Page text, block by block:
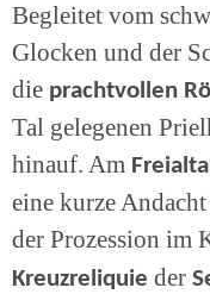
Begleitet vom
Glocken und der
die prachtvollen
Tal gelegenen
hinauf. Am
eine kurze
der Prozession im
Kreuzreliquie der